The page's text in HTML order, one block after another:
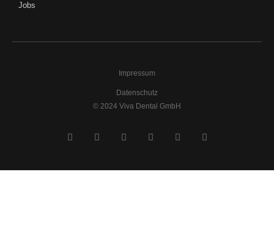
Jobs
Impressum
Datenschutz
© 2024 Viva Dental GmbH